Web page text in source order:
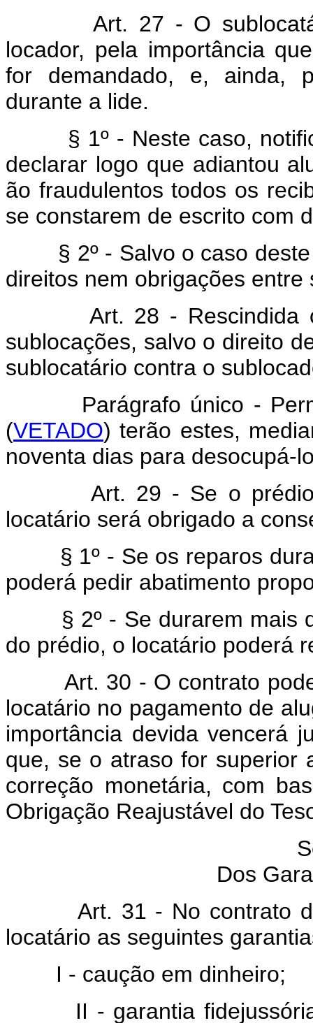
Art. 27 - O sublocatário
locador, pela importância
for demandado, e, ainda,
durante a lide.
§ 1º - Neste caso,
declarar logo que adiantou
ão fraudulentos todos os
se constarem de escrito com
§ 2º - Salvo o caso deste
direitos nem obrigações entre
Art. 28 - Rescindida ou
sublocações, salvo o direito
sublocatário contra o
Parágrafo único -
(VETADO) terão estes,
noventa dias para desocupá-
Art. 29 - Se o prédio
locatário será obrigado a
§ 1º - Se os reparos
poderá pedir abatimento
§ 2º - Se durarem mais
do prédio, o locatário poderá
Art. 30 - O contrato pode
locatário no pagamento de
importância devida vencerá
que, se o atraso for superior
correção monetária, com
Obrigação Reajustável do
Dos
Art. 31 - No contrato de
locatário as seguintes
I - caução em dinheiro;
II - garantia fidejussória,